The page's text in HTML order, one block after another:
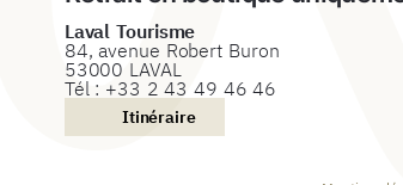
Laval Tourisme
84, avenue Robert Buron
53000 LAVAL
Tél : +33 2 43 49 46 46
Itinéraire